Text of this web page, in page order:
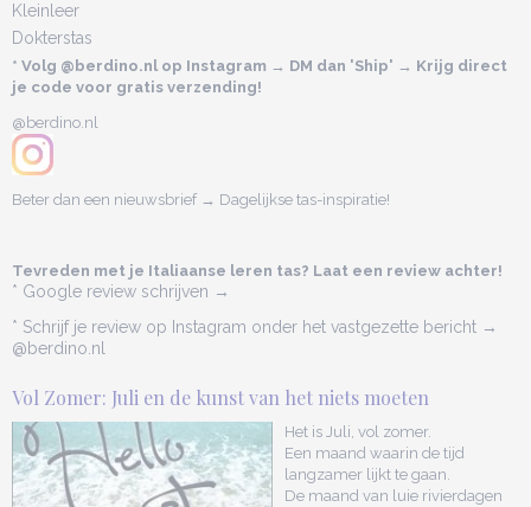
Kleinleer
Dokterstas
* Volg @berdino.nl op Instagram → DM dan 'Ship' → Krijg direct
je code voor gratis verzending!
@berdino.nl
Beter dan een nieuwsbrief → Dagelijkse tas-inspiratie!
Tevreden met je Italiaanse leren tas? Laat een review achter!
* Google review schrijven →
* Schrijf je review op Instagram onder het vastgezette bericht →
@berdino.nl
Vol Zomer: Juli en de kunst van het niets moeten
Het is Juli, vol zomer.
Een maand waarin de tijd
langzamer lijkt te gaan.
De maand van luie rivierdagen